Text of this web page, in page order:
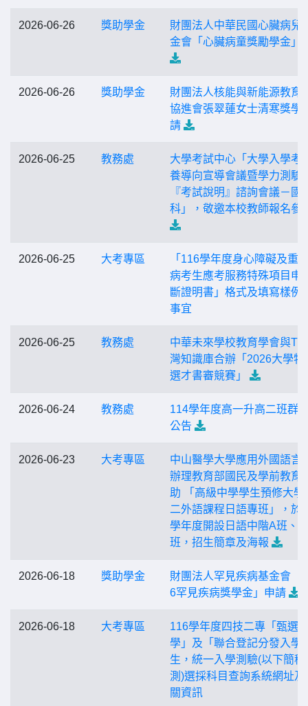
2026-06-26 獎助學金
財團法人中華民國心臟病兒
金會「心臟病童獎勵學金」
2026-06-26 獎助學金
財團法人核能與新能源教育
協進會張翠蓮女士清寒獎學
請
2026-06-25 教務處
大學考試中心「大學入學考
養導向宣導會議暨學力測驗
『考試說明』諮詢會議－國
科」，敬邀本校教師報名參
2026-06-25 大考專區
「116學年度身心障礙及重
病考生應考服務特殊項目申
斷證明書」格式及填寫樣例
事宜
2026-06-25 教務處
中華未來學校教育學會與
灣知識庫合辦「2026大學特
選才書審競賽」
2026-06-24 教務處
114學年度高一升高二班群
公告
2026-06-23 大考專區
中山醫學大學應用外國語言
辦理教育部國民及學前教育
助 「高級中學學生預修大學
二外語課程日語專班」，於
學年度開設日語中階A班、B
班，招生簡章及海報
2026-06-18 獎助學金
財團法人罕見疾病基金會「
6罕見疾病獎學金」申請
2026-06-18 大考專區
116學年度四技二專「甄選
學」及「聯合登記分發入學
生，統一入學測驗(以下簡稱
測)選採科目查詢系統網址及
關資訊